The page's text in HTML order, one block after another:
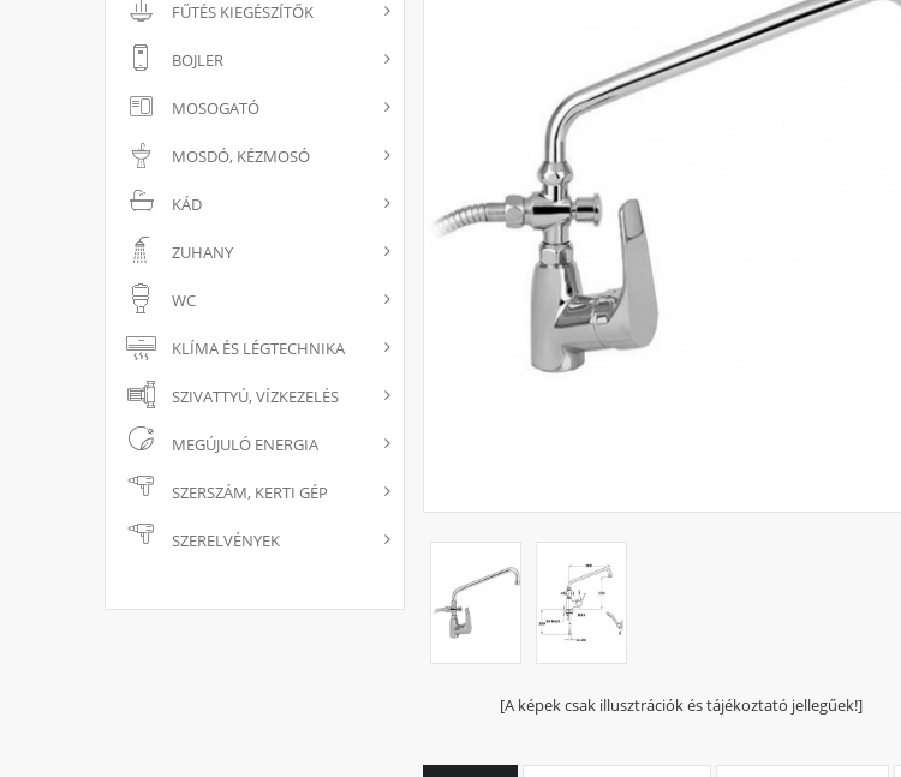
FŰTÉS KIEGÉSZÍTŐK
BOJLER
MOSOGATÓ
MOSDÓ, KÉZMOSÓ
KÁD
ZUHANY
WC
KLÍMA ÉS LÉGTECHNIKA
SZIVATTYÚ, VÍZKEZELÉS
MEGÚJULÓ ENERGIA
SZERSZÁM, KERTI GÉP
SZERELVÉNYEK
[A képek csak illusztrációk és tájékoztató jellegűek!]